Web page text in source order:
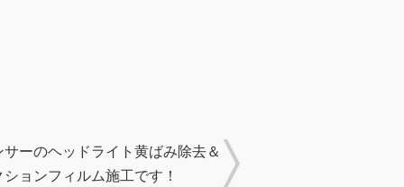
サーのヘッドライト黄ばみ除去＆
ョンフィルム施工です！